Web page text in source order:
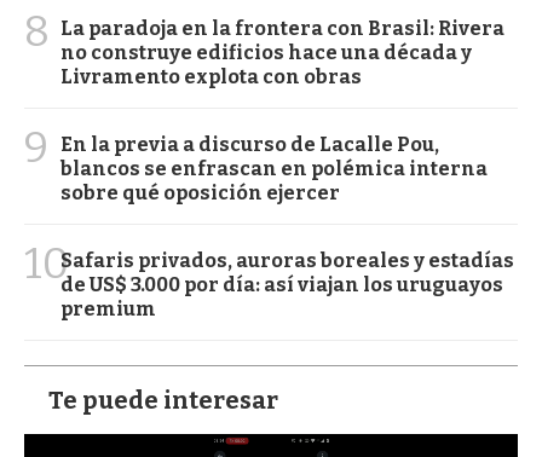
8
La paradoja en la frontera con Brasil: Rivera
no construye edificios hace una década y
Livramento explota con obras
9
En la previa a discurso de Lacalle Pou,
blancos se enfrascan en polémica interna
sobre qué oposición ejercer
10Safaris privados, auroras boreales y estadías
de US$ 3.000 por día: así viajan los uruguayos
premium
Te puede interesar